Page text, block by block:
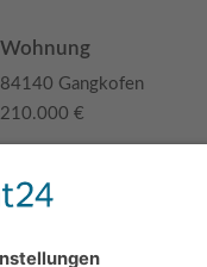
Wohnung
84140 Gangkofen
210.000 €
Haus
285.000 €